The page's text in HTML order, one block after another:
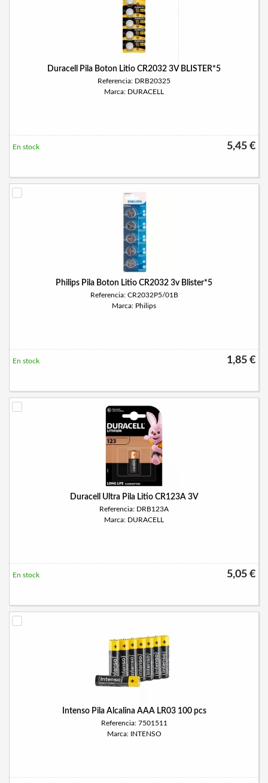
Duracell Pila Boton Litio CR2032 3V BLISTER*5
Referencia: DRB20325
Marca: DURACELL
5,45 €
En stock
Philips Pila Boton Litio CR2032 3v Blister*5
Referencia: CR2032P5/01B
Marca: Philips
1,85 €
En stock
Duracell Ultra Pila Litio CR123A 3V
Referencia: DRB123A
Marca: DURACELL
5,05 €
En stock
Intenso Pila Alcalina AAA LR03 100 pcs
Referencia: 7501511
Marca: INTENSO